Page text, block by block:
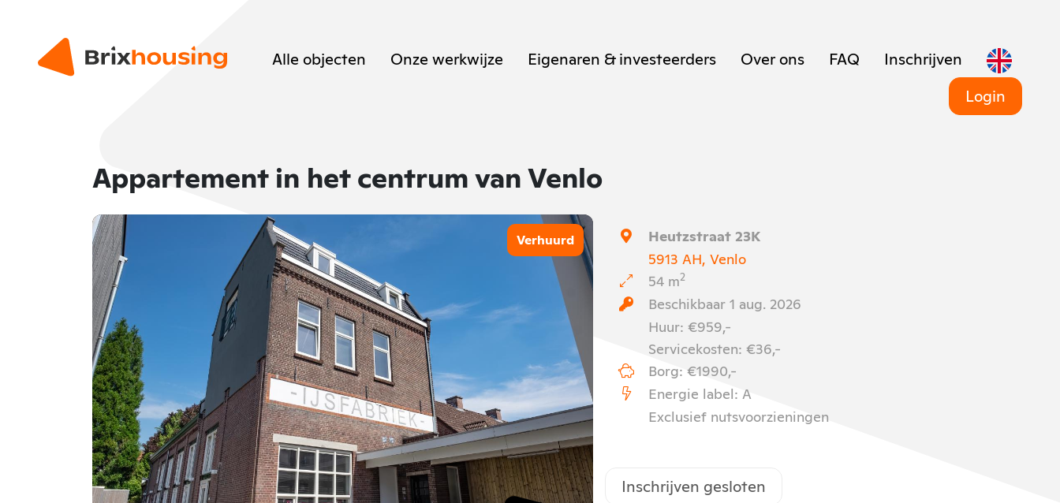
Alle objecten Onze werkwijze Eigenaren & investeerders Over ons FAQ
Inschrijven
Login
Appartement in het centrum van Venlo
Verhuurd
Heutzstraat 23K
5913 AH, Venlo
54 m2
Beschikbaar 1 aug. 2026
Huur: €959,-
Servicekosten: €36,-
Borg: €1990,-
Energie label: A
Exclusief nutsvoorzieningen
Inschrijven gesloten